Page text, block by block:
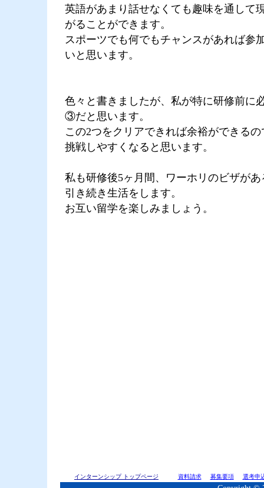
英語があまり話せなくても趣味を通して
がることができます。
スポーツでも何でもチャンスがあれば参
いと思います。
色々と書きましたが、私が特に研修前に
③だと思います。
この2つをクリアできれば余裕ができ
挑戦しやすくなると思います。
私も研修後5ヶ月間、ワーホリのビザが
引き続き生活をします。
お互い留学を楽しみましょう。
インターンシップ トップページ 資料請求 募集要項 選考申